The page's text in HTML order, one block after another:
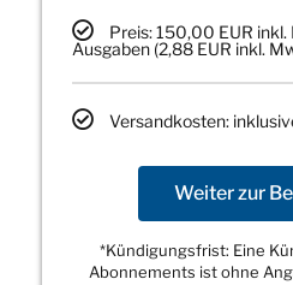
Preis: 150,00 EUR
Ausgaben (2,88 EUR inkl.
Versandkosten:
Weiter zur
*Kündigungsfrist: Eine
Abonnements ist ohne